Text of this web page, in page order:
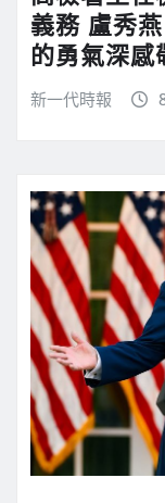
義務 盧秀
的勇氣深感
新一代時報